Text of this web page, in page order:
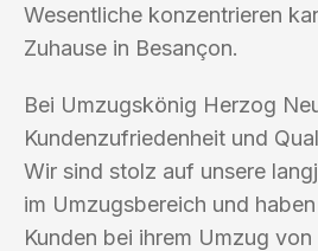
Wesentliche konzentrieren
Zuhause in Besançon.
Bei Umzugskönig Herzog
Kundenzufriedenheit und
Wir sind stolz auf unsere
im Umzugsbereich und
Kunden bei ihrem Umzug